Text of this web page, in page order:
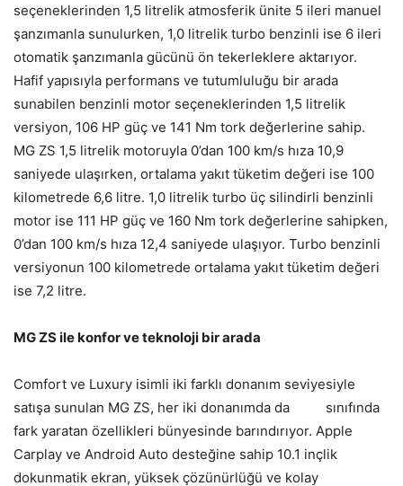
seçeneklerinden 1,5 litrelik atmosferik ünite 5 ileri manuel
şanzımanla sunulurken, 1,0 litrelik turbo benzinli ise 6 ileri
otomatik şanzımanla gücünü ön tekerleklere aktarıyor.
Hafif yapısıyla performans ve tutumluluğu bir arada
sunabilen benzinli motor seçeneklerinden 1,5 litrelik
versiyon, 106 HP güç ve 141 Nm tork değerlerine sahip.
MG ZS 1,5 litrelik motoruyla 0’dan 100 km/s hıza 10,9
saniyede ulaşırken, ortalama yakıt tüketim değeri ise 100
kilometrede 6,6 litre. 1,0 litrelik turbo üç silindirli benzinli
motor ise 111 HP güç ve 160 Nm tork değerlerine sahipken,
0’dan 100 km/s hıza 12,4 saniyede ulaşıyor. Turbo benzinli
versiyonun 100 kilometrede ortalama yakıt tüketim değeri
ise 7,2 litre.
MG ZS ile konfor ve teknoloji bir arada
Comfort ve Luxury isimli iki farklı donanım seviyesiyle
satışa sunulan MG ZS, her iki donanımda da sınıfında
fark yaratan özellikleri bünyesinde barındırıyor. Apple
Carplay ve Android Auto desteğine sahip 10.1 inçlik
dokunmatik ekran, yüksek çözünürlüğü ve kolay